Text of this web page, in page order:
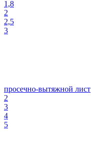
1,8
2
2,5
3
просечно-вытяжной лист
2
3
4
5